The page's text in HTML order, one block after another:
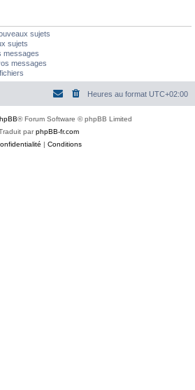
sujets
sujets
messages
messages
Heures au format UTC+02:00
® Forum Software © phpBB Limited
parphpBB-fr.com
| Conditions